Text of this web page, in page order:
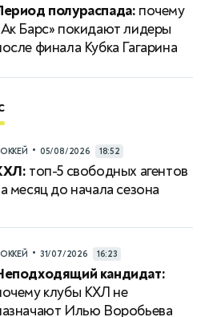
полураспада: почему
Барс» покидают лидеры
финала Кубка Гагарина
• 05/08/2026 18:52
топ-5 свободных агентов
месяц до начала сезона
• 31/07/2026 16:23
кандидат:
клубы КХЛ не
Илью Воробьева